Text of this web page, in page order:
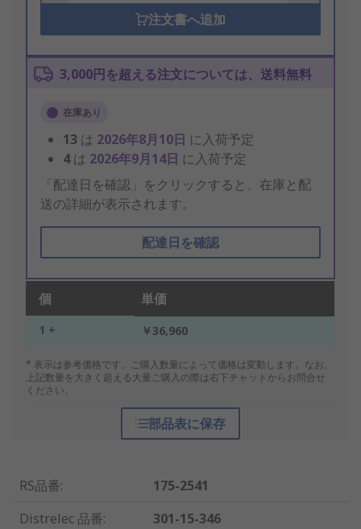
注文書へ追加
3,000円を超える注文については、送料無料
在庫あり
13 は 2026年8月10日 に入荷予定
4は 2026年9月14日 に入荷予定
「配達日を確認」をクリックすると、在庫と配
送の詳細が表示されます。
配達日を確認
個 単価
1 + ￥36,960
* 表示は参考価格です。ご購入数量によって価格は変動します。なお、
上記数量を大きく超える大量ご購入の際は右下チャットからお問合せ
ください。
部品表に保存
RS品番:
175-2541
Distrelec 品番:
301-15-346